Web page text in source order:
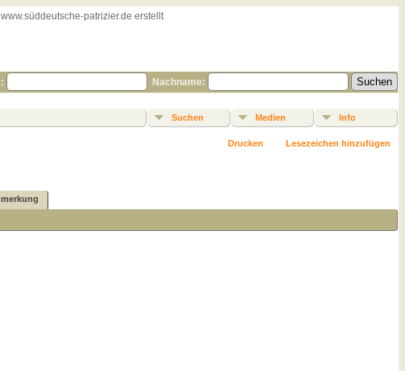
patrizier.de erstellt
Nachname:
Suchen Medien Info
Drucken Lesezeichen hinzufügen